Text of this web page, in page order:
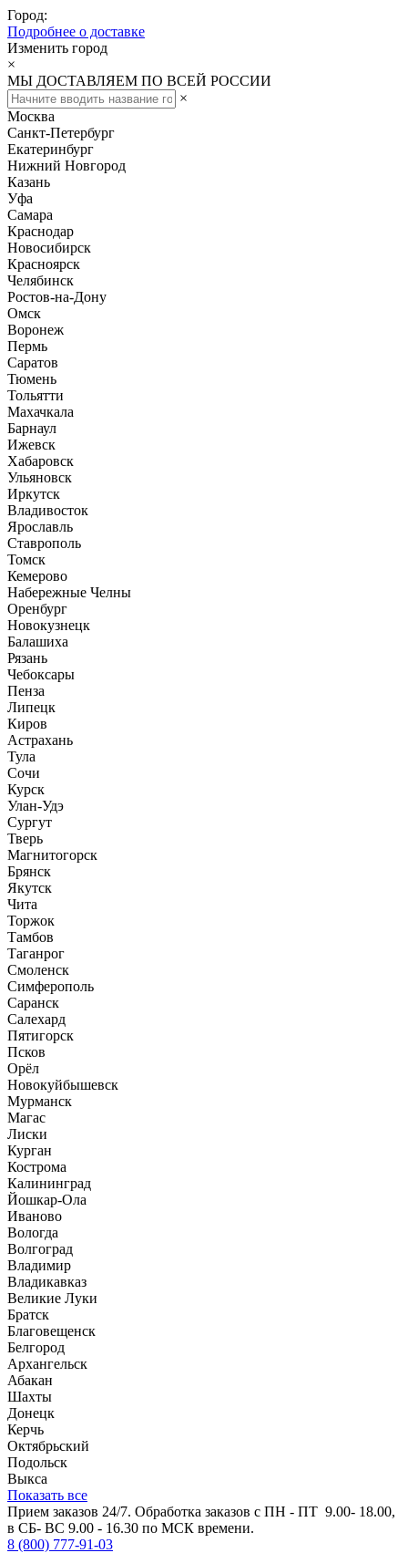
Город:
Подробнее о доставке
Изменить город
×
МЫ ДОСТАВЛЯЕМ ПО ВСЕЙ РОССИИ
×
Москва
Санкт-Петербург
Екатеринбург
Нижний Новгород
Казань
Уфа
Самара
Краснодар
Новосибирск
Красноярск
Челябинск
Ростов-на-Дону
Омск
Воронеж
Пермь
Саратов
Тюмень
Тольятти
Махачкала
Барнаул
Ижевск
Хабаровск
Ульяновск
Иркутск
Владивосток
Ярославль
Ставрополь
Томск
Кемерово
Набережные Челны
Оренбург
Новокузнецк
Балашиха
Рязань
Чебоксары
Пенза
Липецк
Киров
Астрахань
Тула
Сочи
Курск
Улан-Удэ
Сургут
Тверь
Магнитогорск
Брянск
Якутск
Чита
Торжок
Тамбов
Таганрог
Смоленск
Симферополь
Саранск
Салехард
Пятигорск
Псков
Орёл
Новокуйбышевск
Мурманск
Магас
Лиски
Курган
Кострома
Калининград
Йошкар-Ола
Иваново
Вологда
Волгоград
Владимир
Владикавказ
Великие Луки
Братск
Благовещенск
Белгород
Архангельск
Абакан
Шахты
Донецк
Керчь
Октябрьский
Подольск
Выкса
Показать все
Прием заказов 24/7. Обработка заказов с ПН - ПТ 9.00- 18.00,
в СБ- ВС 9.00 - 16.30 по МСК времени.
8 (800) 777-91-03